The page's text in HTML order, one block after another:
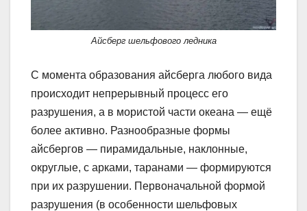
Айсберг шельфового ледника
С момента образования айсберга любого вида
происходит непрерывный процесс его
разрушения, а в мористой части океана — ещё
более активно. Разнообразные формы
айсбергов — пирамидальные, наклонные,
округлые, с арками, таранами — формируются
при их разрушении. Первоначальной формой
разрушения (в особенности шельфовых